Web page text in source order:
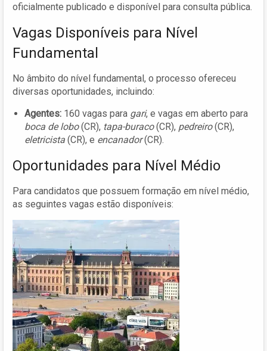
oficialmente publicado e disponível para consulta pública.
Vagas Disponíveis para Nível
Fundamental
No âmbito do nível fundamental, o processo ofereceu
diversas oportunidades, incluindo:
Agentes: 160 vagas para gari, e vagas em aberto para
boca de lobo(CR), tapa-buraco(CR), pedreiro(CR),
eletricista (CR), e encanador(CR).
Oportunidades para Nível Médio
Para candidatos que possuem formação em nível médio,
as seguintes vagas estão disponíveis: